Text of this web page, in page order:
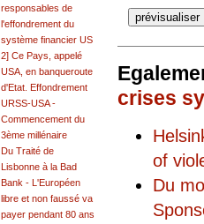
crises
of
Du
responsables de
l'effondrement du
système financier US
2] Ce Pays, appelé
USA, en banqueroute
d'Etat. Effondrement
URSS-USA -
Commencement du
3ème millénaire
Du Traité de
Lisbonne à la Bad
Bank - L'Européen
libre et non faussé va
payer pendant 80 ans